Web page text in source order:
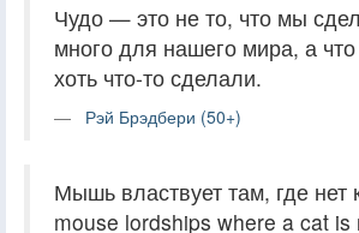
Чудо — это не то, что мы
много для нашего мира, а
хоть что-то сделали.
Рэй Брэдбери (50+)
Мышь властвует там, где нет
mouse lordships where a cat is